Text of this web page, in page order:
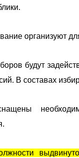
организуют
будут
В составах